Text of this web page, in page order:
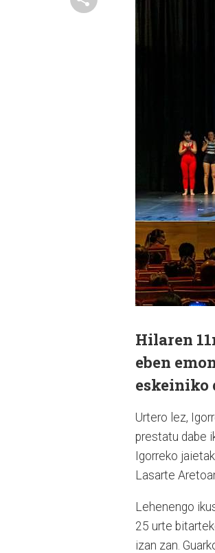
Hilaren
eben
eskeiniko
Urtero lez,
prestatu dabe
Igorreko
Lasarte
Lehenengo
25 urte
izan zan.